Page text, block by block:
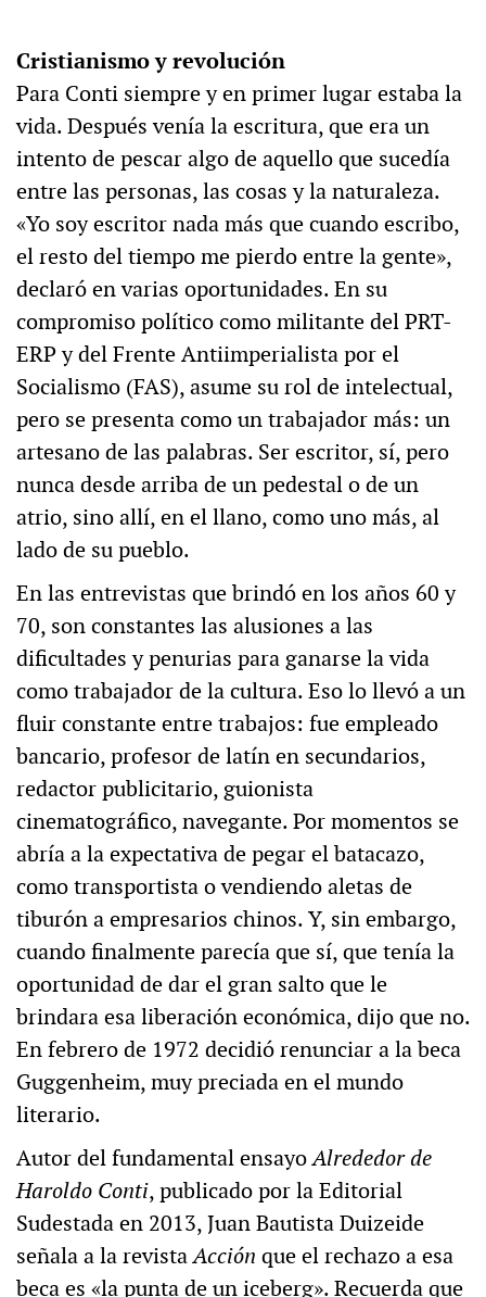
Cristianismo y revolución
Para Conti siempre y en primer lugar estaba la
vida. Después venía la escritura, que era un
intento de pescar algo de aquello que sucedía
entre las personas, las cosas y la naturaleza.
«Yo soy escritor nada más que cuando escribo,
el resto del tiempo me pierdo entre la gente»,
declaró en varias oportunidades. En su
compromiso político como militante del PRT-
ERP y del Frente Antiimperialista por el
Socialismo (FAS), asume su rol de intelectual,
pero se presenta como un trabajador más: un
artesano de las palabras. Ser escritor, sí, pero
nunca desde arriba de un pedestal o de un
atrio, sino allí, en el llano, como uno más, al
lado de su pueblo.
En las entrevistas que brindó en los años 60 y
70, son constantes las alusiones a las
dificultades y penurias para ganarse la vida
como trabajador de la cultura. Eso lo llevó a un
fluir constante entre trabajos: fue empleado
bancario, profesor de latín en secundarios,
redactor publicitario, guionista
cinematográfico, navegante. Por momentos se
abría a la expectativa de pegar el batacazo,
como transportista o vendiendo aletas de
tiburón a empresarios chinos. Y, sin embargo,
cuando finalmente parecía que sí, que tenía la
oportunidad de dar el gran salto que le
brindara esa liberación económica, dijo que no.
En febrero de 1972 decidió renunciar a la beca
Guggenheim, muy preciada en el mundo
literario.
Autor del fundamental ensayoAlrededor de
Haroldo Conti, publicado por la Editorial
Sudestada en 2013, Juan Bautista Duizeide
señala a la revistaAcción que el rechazo a esa
beca es «la punta de un iceberg». Recuerda que